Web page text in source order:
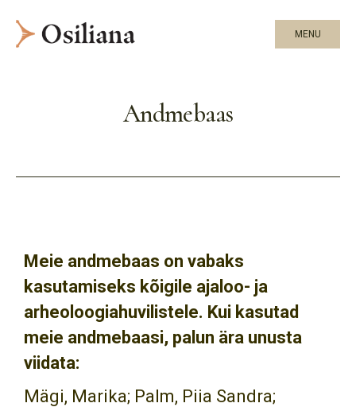
MENU
Andmebaas
Meie andmebaas on vabaks
kasutamiseks kõigile ajaloo- ja
arheoloogiahuvilistele. Kui kasutad
meie andmebaasi, palun ära unusta
viidata:
Mägi, Marika; Palm, Piia Sandra;